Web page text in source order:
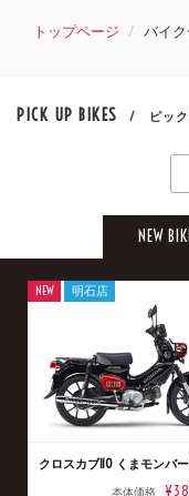
トップページ バイ
PICK UP BIKES / ピック
NEW
クロスカブ110 くまモンバ
本体価格
NEW 明石店